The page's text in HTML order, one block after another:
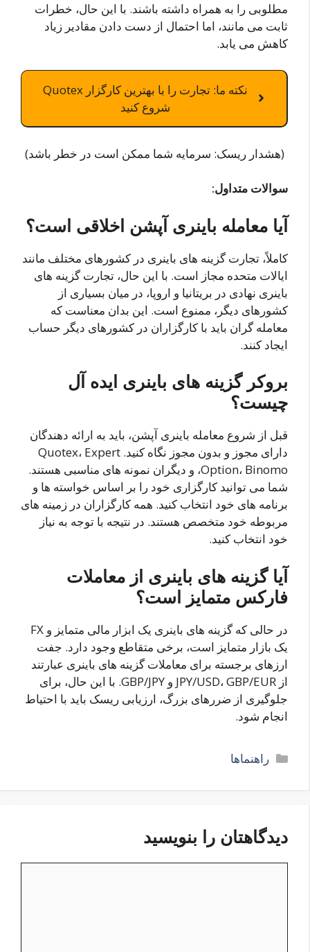
مطلوبی را به همراه داشته باشند. با این حال، خطرات
ثابت می مانند، اما احتمال از دست دادن مقادیر زیاد
کاهش می یابد.
نکته ما: تجارت را با بهترین کارگزار Quotex
شروع کنید
(هشدار ریسک: سرمایه شما ممکن است در خطر باشد)
سوالات متداول:
آیا معامله باینری آپشن اخلاقی است؟
کاملاً، تجارت گزینه های باینری در کشورهای مختلف مانند
ایالات متحده مجاز است. با این حال، تجارت گزینه های
باینری نهادی در بریتانیا و اروپا، در میان بسیاری از
کشورهای دیگر، ممنوع است. این بدان معناست که
معامله گران باید با کارگزاران در کشورهای دیگر حساب
ایجاد کنند.
بروکر گزینه های باینری ایده آل
چیست؟
قبل از شروع معامله باینری آپشن، باید به ارائه دهندگان
دارای مجوز و بدون مجوز نگاه کنید. Quotex، Expert
Option، Binomo، و دیگران نمونه های مناسبی هستند.
شما می توانید کارگزاری خود را بر اساس خواسته ها و
برنامه های خود انتخاب کنید. همه کارگزاران در زمینه های
مربوطه خود متخصص هستند. در نتیجه با توجه به نیاز
خود انتخاب کنید.
آیا گزینه های باینری از معاملات
فارکس متمایز است؟
در حالی که گزینه های باینری یک ابزار مالی متمایز و FX
یک بازار متمایز است، برخی متقاطع وجود دارد. جفت
ارزهای برجسته برای معاملات گزینه های باینری عبارتند
از JPY/USD، GBP/EUR و GBP/JPY. با این حال، برای
جلوگیری از ضررهای بزرگ، ارزیابی ریسک باید با احتیاط
انجام شود.
دسته‌ها
راهنماها
دیدگاهتان را بنویسید